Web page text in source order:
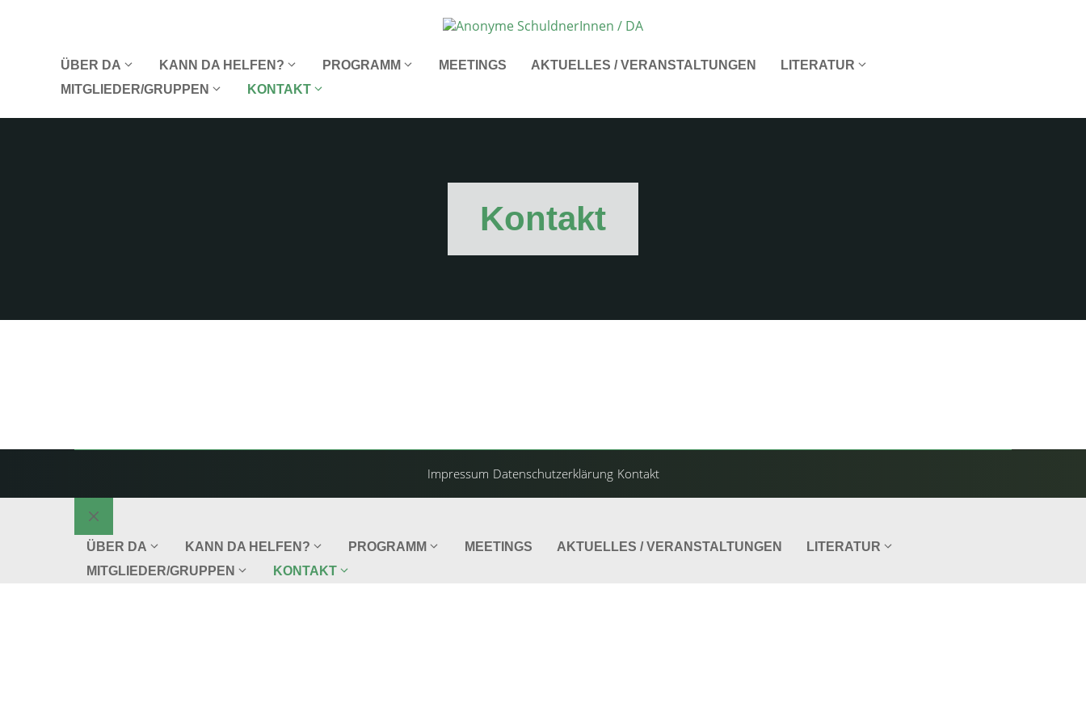
ÜBER DA KANN DA HELFEN? PROGRAMM MEETINGS AKTUELLES / VERANSTALTUNGEN
LITERATUR
MITGLIEDER/GRUPPEN
KONTAKT
Kontakt
Impressum Datenschutzerklärung Kontakt
Schließen
ÜBER DA KANN DA HELFEN? PROGRAMM MEETINGS AKTUELLES / VERANSTALTUNGEN
LITERATUR
MITGLIEDER/GRUPPEN
KONTAKT